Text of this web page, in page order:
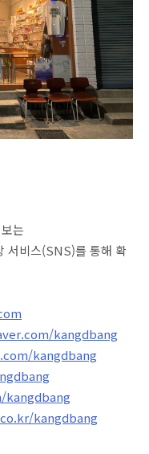
는
서비스(SNS)를 통해 확
kangdbang
kangdbang
kangdbang